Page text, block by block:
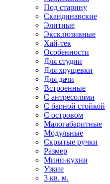
Под старину
Скандинавские
Элитные
Эксклюзивные
Хай-тек
Особенности
Для студии
Для хрущевки
Для дачи
Встроенные
С антресолями
С барной стойкой
С островом
Малогабаритные
Модульные
Скрытые ручки
Размер
Мини-кухни
Узкие
3 кв. м.